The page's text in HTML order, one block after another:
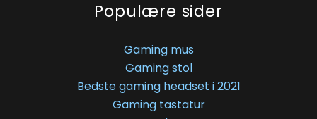
Populære sider
Gaming mus
Gaming stol
Bedste gaming headset i 2021
Gaming tastatur